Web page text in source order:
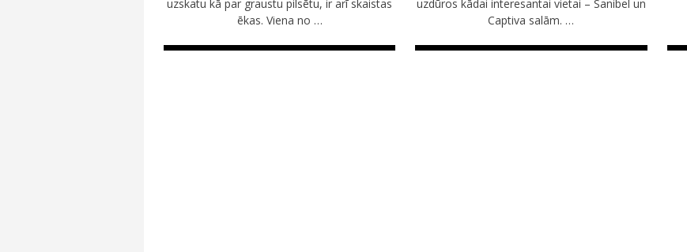
uzskatu kā par graustu pilsētu, ir arī skaistas
ēkas. Viena no …
uzdūros kādai interesantai vietai – Sanibel un
Captiva salām. …